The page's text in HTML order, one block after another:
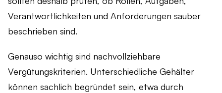
Verantwortlichkeiten und Anforderungen sauber
beschrieben sind.
Genauso wichtig sind nachvollziehbare
Vergütungskriterien. Unterschiedliche Gehälter
können sachlich begründet sein, etwa durch